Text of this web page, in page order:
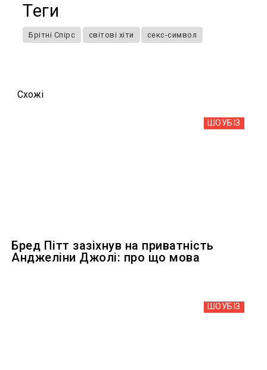
Теги
Брітні Спірс світові хіти секс-символ
Схожi
ШОУБIЗ
Бред Пітт зазіхнув на приватність
Анджеліни Джолі: про що мова
ШОУБIЗ